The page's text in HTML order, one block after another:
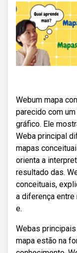
Webum mapa
parecido com
gráfico. Ele
Weba principal
mapas
orienta a
resultado das.
conceituais,
a diferença
e.
Webas
mapa estão na